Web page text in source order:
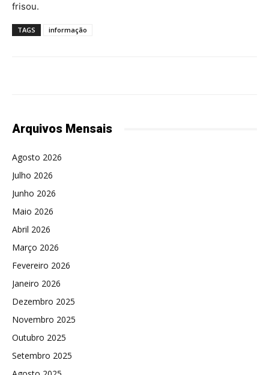
frisou.
TAGS informação
Arquivos Mensais
Agosto 2026
Julho 2026
Junho 2026
Maio 2026
Abril 2026
Março 2026
Fevereiro 2026
Janeiro 2026
Dezembro 2025
Novembro 2025
Outubro 2025
Setembro 2025